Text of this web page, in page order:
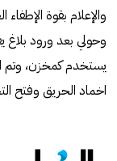
والإعلام بقوة
وحولي بعد ورود
يستخدم كمخزن، وتم
اخماد الحريق وفتح